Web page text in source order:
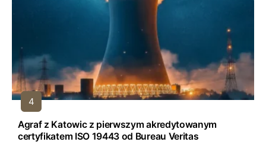
Agraf z Katowic z pierwszym akredytowanym
certyfikatem ISO 19443 od Bureau Veritas